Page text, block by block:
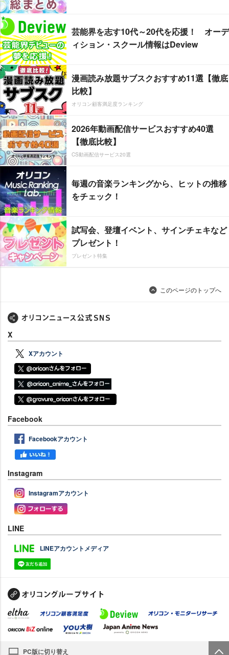
芸能界を志す10代～20代を応援！ オーデ
ィション・スクール情報はDeview
漫画読み放題サブスクおすすめ11選【徹底
比較】
オリコン顧客満足度ランキング
2026年動画配信サービスおすすめ40選
【徹底比較】
CS動画配信サービス20選
毎週の音楽ランキングから、ヒットの推移
をチェック！
試写会、登壇イベント、サインチェキなど
プレゼント！
プレゼント特集
このページのトップへ
X
Xアカウント
Facebook
Facebookアカウント
Instagram
Instagramアカウント
LINE
LINEアカウントメディア
PC版に切り替え